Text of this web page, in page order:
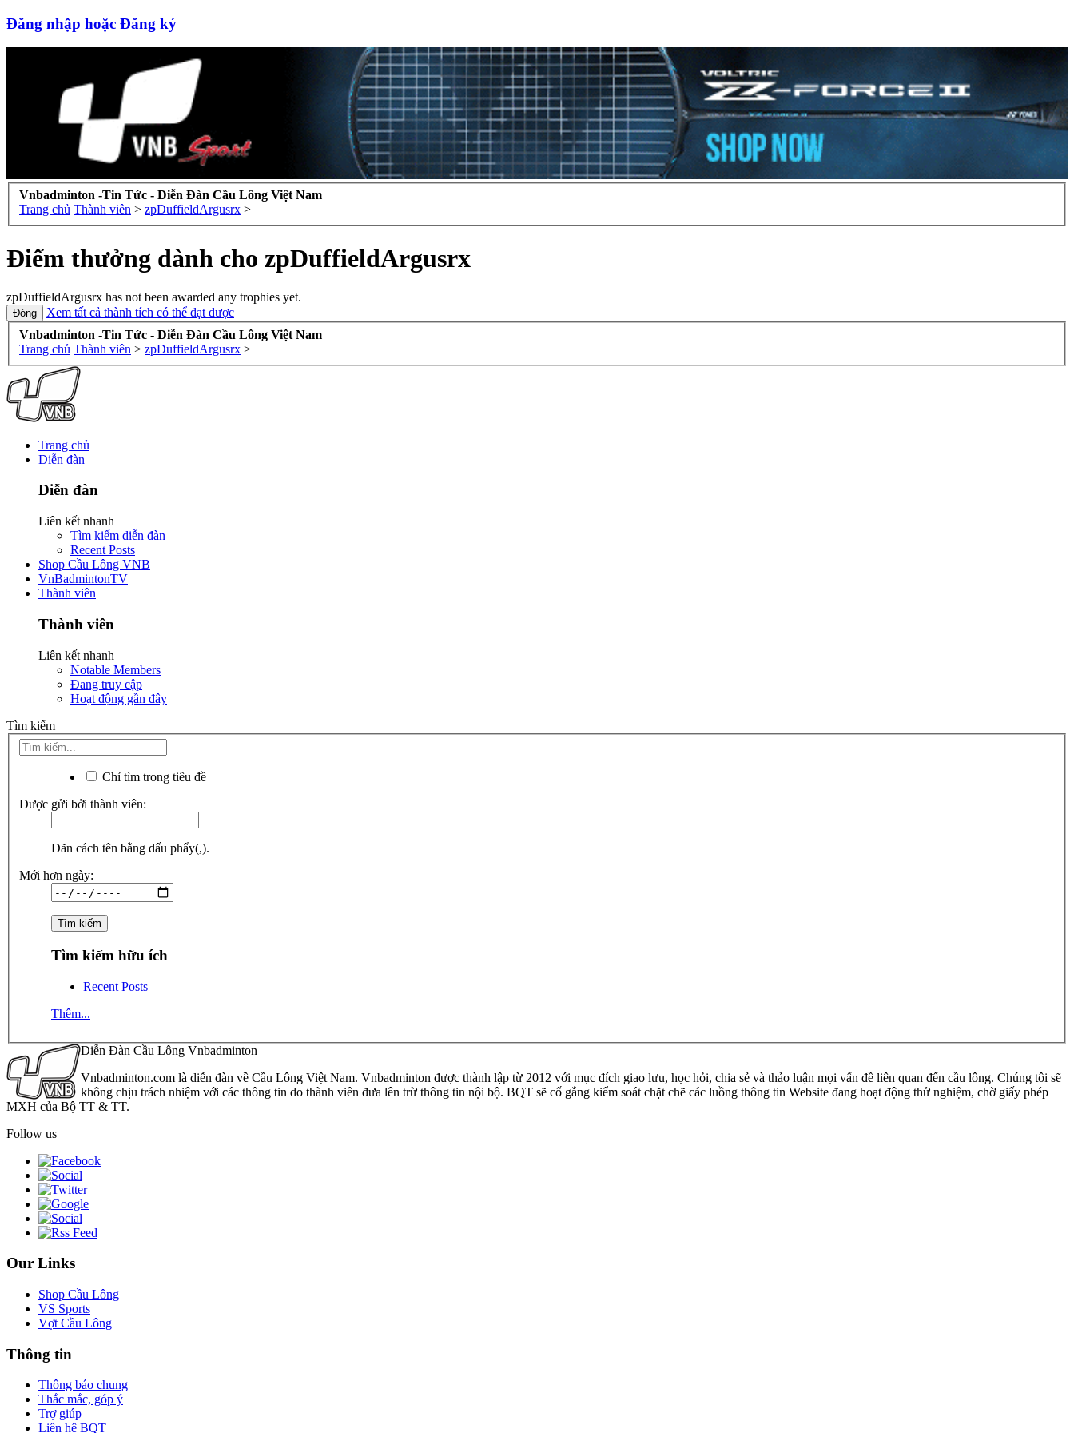
Đăng nhập hoặc Đăng ký
Vnbadminton -Tin Tức - Diễn Đàn Cầu Lông Việt Nam
Trang chủ Thành viên > zpDuffieldArgusrx >
Điểm thưởng dành cho zpDuffieldArgusrx
zpDuffieldArgusrx has not been awarded any trophies yet.
Xem tất cả thành tích có thể đạt được
Vnbadminton -Tin Tức - Diễn Đàn Cầu Lông Việt Nam
Trang chủ Thành viên > zpDuffieldArgusrx >
Trang chủ
Diễn đàn
Diễn đàn
Liên kết nhanh
Tìm kiếm diễn đàn
Recent Posts
Shop Cầu Lông VNB
VnBadmintonTV
Thành viên
Thành viên
Liên kết nhanh
Notable Members
Đang truy cập
Hoạt động gần đây
Tìm kiếm
Chỉ tìm trong tiêu đề
Được gửi bởi thành viên:
Dãn cách tên bằng dấu phẩy(,).
Mới hơn ngày:
Tìm kiếm hữu ích
Recent Posts
Thêm...
Diễn Đàn Cầu Lông Vnbadminton
Vnbadminton.com là diễn đàn về Cầu Lông Việt Nam. Vnbadminton được thành lập từ 2012 với mục đích giao lưu, học hỏi, chia sẻ và thảo luận mọi vấn đề liên quan đến cầu lông. Chúng tôi sẽ
không chịu trách nhiệm với các thông tin do thành viên đưa lên trừ thông tin nội bộ. BQT sẽ cố gắng kiểm soát chặt chẽ các luồng thông tin Website đang hoạt động thử nghiệm, chờ giấy phép
MXH của Bộ TT & TT.
Follow us
Our Links
Shop Cầu Lông
VS Sports
Vợt Cầu Lông
Thông tin
Thông báo chung
Thắc mắc, góp ý
Trợ giúp
Liên hệ BQT